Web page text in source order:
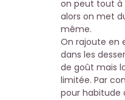
on peut tout à
alors on met
même.
On rajoute en
dans les
de goût mais
limitée. Par
pour habitude